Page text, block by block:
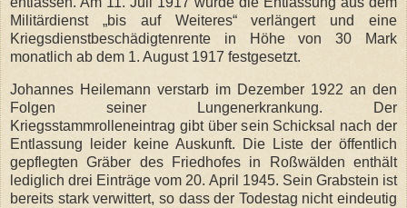
Militärdienst „bis auf Weiteres“ verlängert und eine
Kriegsdienstbeschädigtenrente in Höhe von 30 Mark
monatlich ab dem 1. August 1917 festgesetzt.
Johannes Heilemann verstarb im Dezember 1922 an den
Folgen seiner Lungenerkrankung. Der
Kriegsstammrolleneintrag gibt über sein Schicksal nach der
Entlassung leider keine Auskunft. Die Liste der öffentlich
gepflegten Gräber des Friedhofes in Roßwälden enthält
lediglich drei Einträge vom 20. April 1945. Sein Grabstein ist
bereits stark verwittert, so dass der Todestag nicht eindeutig